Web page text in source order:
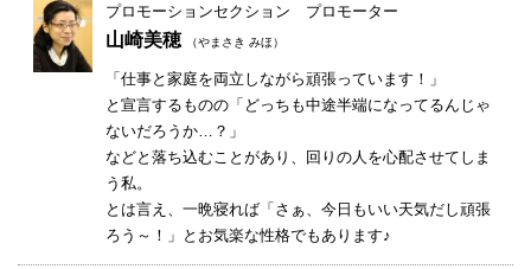
プロモーションセクション プロモーター
山崎美穂 （やまさき みほ）
「仕事と家庭を両立しながら頑張っています！」
と宣言するものの「どっちも中途半端になってるんじゃ
ないだろうか…？」
などと落ち込むことがあり、回りの人を心配させてしま
う私。
とは言え、一晩寝れば「さぁ、今日もいい天気だし頑張
ろう～！」とお気楽な性格でもあります♪